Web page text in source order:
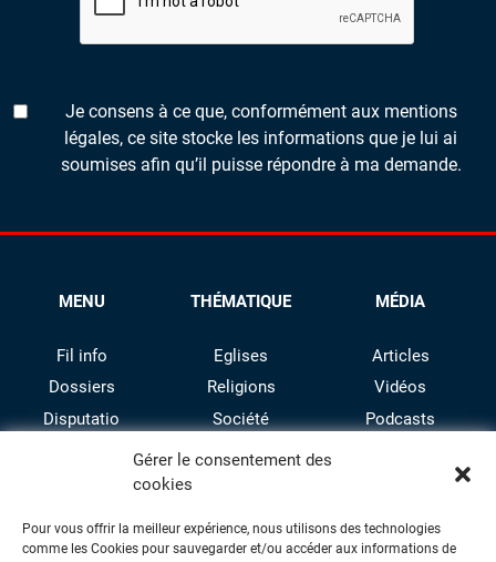
Gérer le consentement des
cookies
Pour vous offrir la meilleur expérience, nous utilisons des technologies
comme les Cookies pour sauvegarder et/ou accéder aux informations de
Je consens à ce que, conformément aux mentions
légales, ce site stocke les informations que je lui ai
soumises afin qu’il puisse répondre à ma demande.
MENU
Fil info
Dossiers
Disputatio
THÉMATIQUE
Eglises
Religions
Société
Culture
MÉDIA
Articles
Vidéos
Podcasts